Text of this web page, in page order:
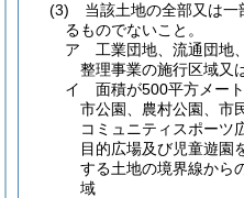
(3)
当該土地の全部又は
るものでないこと。
ア
工業団地、流通団地
整理事業の施行区域又
イ
面積が500平方メー
市公園、農村公園、市
コミュニティスポーツ
目的広場及び児童遊園
する土地の境界線から
域